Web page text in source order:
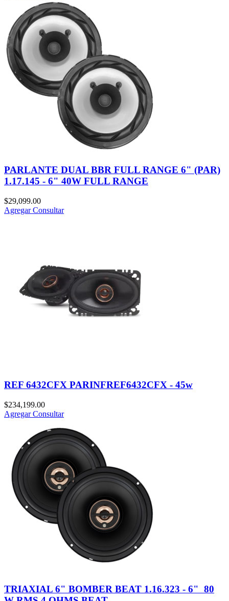
PARLANTE DUAL BBR FULL RANGE 6" (PAR)
1.17.145 - 6" 40W FULL RANGE
$29,099.00
AgregarConsultar
REF 6432CFX PARINFREF6432CFX - 45w
$234,199.00
AgregarConsultar
TRIAXIAL 6" BOMBER BEAT 1.16.323 - 6" 80